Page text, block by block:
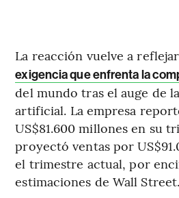
La reacción vuelve a reflejar
exigencia que enfrenta la
del mundo tras el auge de
artificial. La empresa
US$81.600 millones en su
proyectó ventas por
el trimestre actual, por
estimaciones de Wall Street.